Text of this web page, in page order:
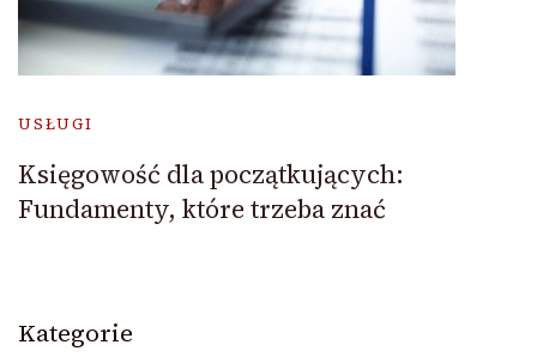
USŁUGI
Księgowość dla początkujących:
Fundamenty, które trzeba znać
Kategorie